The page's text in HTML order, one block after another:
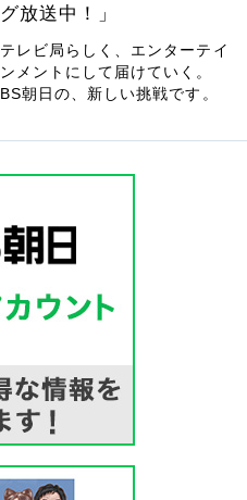
グ放送中！」
テレビ局らしく、エンターテイ
ンメントにして届けていく。
BS朝日の、新しい挑戦です。